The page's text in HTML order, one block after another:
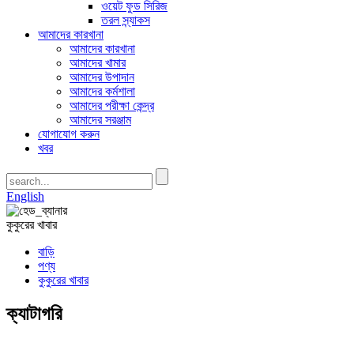
ওয়েট ফুড সিরিজ
তরল স্ন্যাকস
আমাদের কারখানা
আমাদের কারখানা
আমাদের খামার
আমাদের উপাদান
আমাদের কর্মশালা
আমাদের পরীক্ষা কেন্দ্র
আমাদের সরঞ্জাম
যোগাযোগ করুন
খবর
English
কুকুরের খাবার
বাড়ি
পণ্য
কুকুরের খাবার
ক্যাটাগরি